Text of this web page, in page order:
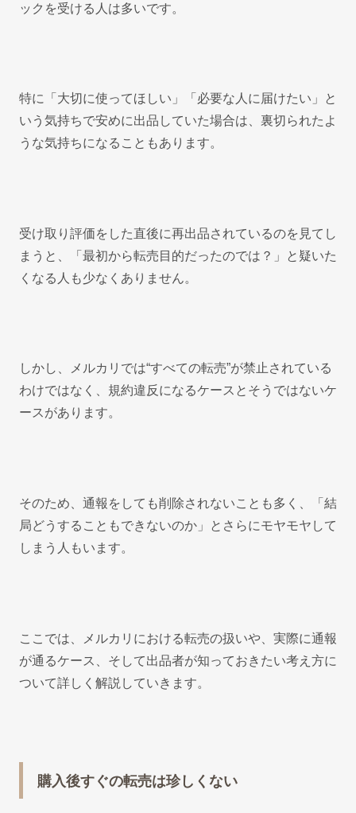
ックを受ける人は多いです。
特に「大切に使ってほしい」「必要な人に届けたい」と
いう気持ちで安めに出品していた場合は、裏切られたよ
うな気持ちになることもあります。
受け取り評価をした直後に再出品されているのを見てし
まうと、「最初から転売目的だったのでは？」と疑いた
くなる人も少なくありません。
しかし、メルカリでは“すべての転売”が禁止されている
わけではなく、規約違反になるケースとそうではないケ
ースがあります。
そのため、通報をしても削除されないことも多く、「結
局どうすることもできないのか」とさらにモヤモヤして
しまう人もいます。
ここでは、メルカリにおける転売の扱いや、実際に通報
が通るケース、そして出品者が知っておきたい考え方に
ついて詳しく解説していきます。
購入後すぐの転売は珍しくない